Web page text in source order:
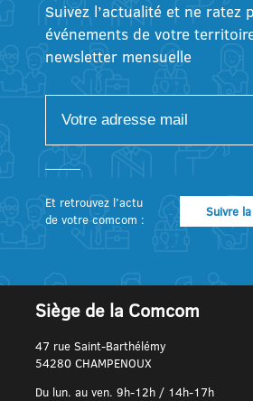
Suivez l’actualité et ne ratez
événements de votre
newsletter mensuelle
Et retrouvez l’actu
de votre comcom :
Suivre
Siège de la Comcom
47 rue Saint-Barthélémy
54280 CHAMPENOUX
Du lun. au ven. 9h-12h / 14h-17h